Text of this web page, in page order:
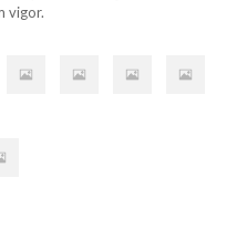
vigor.